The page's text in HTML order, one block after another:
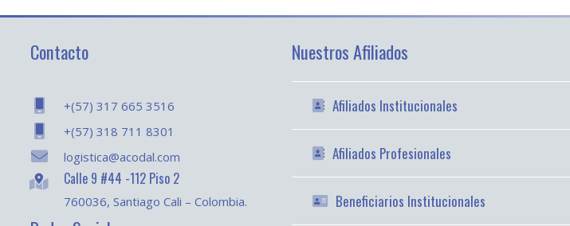
Contacto
+(57) 317 665 3516
+(57) 318 711 8301
logistica@acodal.com
Calle 9 #44 -112 Piso 2
760036, Santiago Cali – Colombia.
Nuestros Afiliados
Afiliados Institucionales
Afiliados Profesionales
Beneficiarios Institucionales